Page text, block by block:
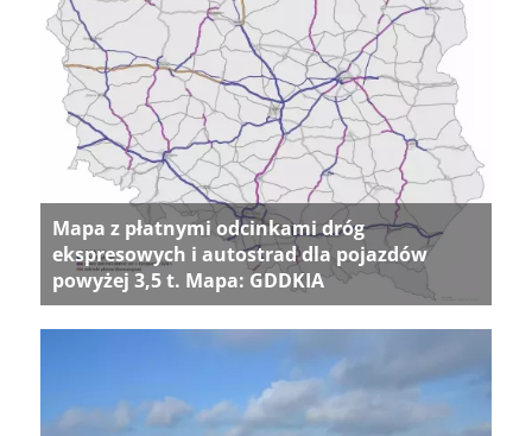
Mapa z płatnymi odcinkami dróg
ekspresowych i autostrad dla pojazdów
powyżej 3,5 t. Mapa: GDDKIA